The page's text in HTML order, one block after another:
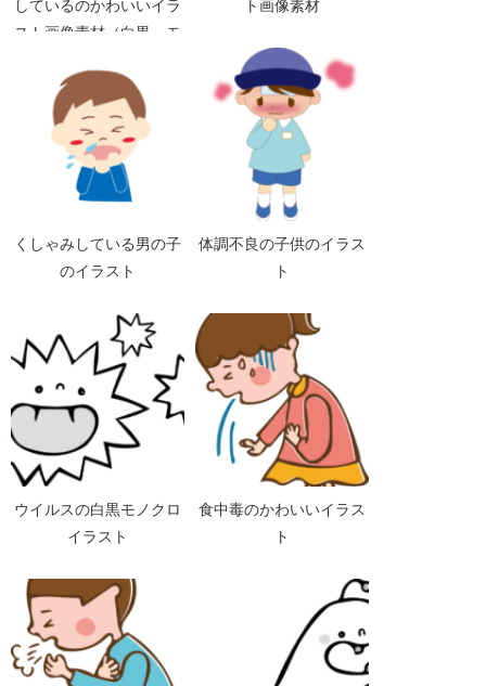
しているのかわいいイラ
スト画像素材（白黒 モ
ト画像素材
くしゃみしている男の子
のイラスト
体調不良の子供のイラス
ト
ウイルスの白黒モノクロ
イラスト
食中毒のかわいいイラス
ト